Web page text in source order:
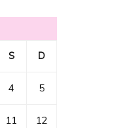
S D
4 5
11 12